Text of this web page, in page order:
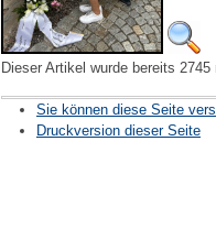
Dieser Artikel wurde bereits 2745
Sie können diese Seite
Druckversion dieser Seite